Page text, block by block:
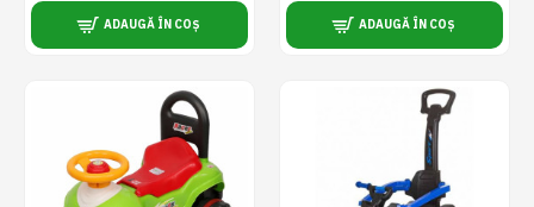
ADAUGĂ ÎN COȘ ADAUGĂ ÎN COȘ